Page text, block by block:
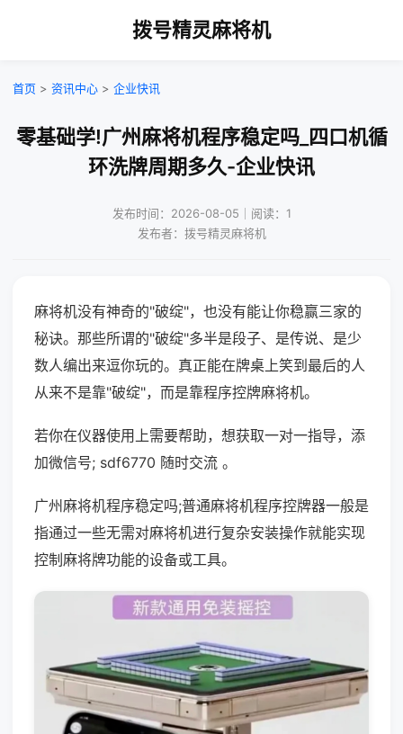
拨号精灵麻将机
首页 > 资讯中心 > 企业快讯
零基础学!广州麻将机程序稳定吗_四口机循
环洗牌周期多久-企业快讯
发布时间：2026-08-05｜阅读：1
发布者：拨号精灵麻将机
麻将机没有神奇的"破绽"，也没有能让你稳赢三家的
秘诀。那些所谓的"破绽"多半是段子、是传说、是少
数人编出来逗你玩的。真正能在牌桌上笑到最后的人
从来不是靠"破绽"，而是靠程序控牌麻将机。
若你在仪器使用上需要帮助，想获取一对一指导，添
加微信号; sdf6770 随时交流 。
广州麻将机程序稳定吗;普通麻将机程序控牌器一般是
指通过一些无需对麻将机进行复杂安装操作就能实现
控制麻将牌功能的设备或工具。